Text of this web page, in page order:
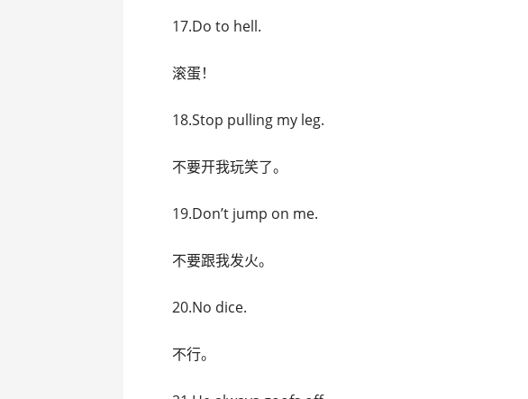
17.Do to hell.
滚蛋！
18.Stop pulling my leg.
不要开我玩笑了。
19.Don’t jump on me.
不要跟我发火。
20.No dice.
不行。